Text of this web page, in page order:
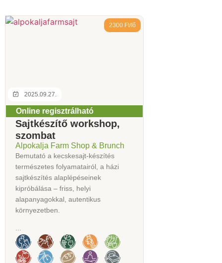
Online regisztrálható
2025.09.27.
2300 Ft/fő
Sajtkészítő workshop,
szombat
Alpokalja Farm Shop & Brunch
Bemutató a kecskesajt-készítés
természetes folyamatairól, a házi
sajtkészítés alaplépéseinek
kipróbálása – friss, helyi
alapanyagokkal, autentikus
környezetben.